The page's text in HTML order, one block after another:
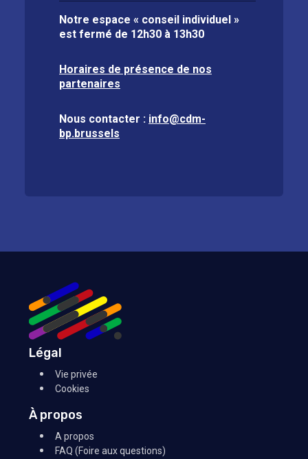
Notre espace « conseil individuel »
est fermé de 12h30 à 13h30
Horaires de présence de nos
partenaires
Nous contacter : info@cdm-
bp.brussels
Légal
Vie privée
Cookies
À propos
A propos
FAQ (Foire aux questions)